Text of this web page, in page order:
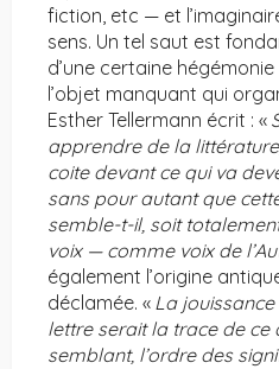
fiction, etc — et
sens. Un tel saut est
d’une certaine
l’objet manquant qui
Esther Tellermann écrit : «
apprendre de la
coite devant ce qui va
sans pour autant que
semble-t-il, soit
voix — comme voix de
également l’origine
déclamée. « La
lettre serait la trace de ce
semblant, l’ordre des